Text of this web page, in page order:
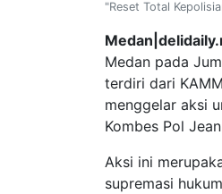
"Reset Total
Medan pada
terdiri dari
menggelar aksi
Kombes Pol
Aksi ini
supremasi